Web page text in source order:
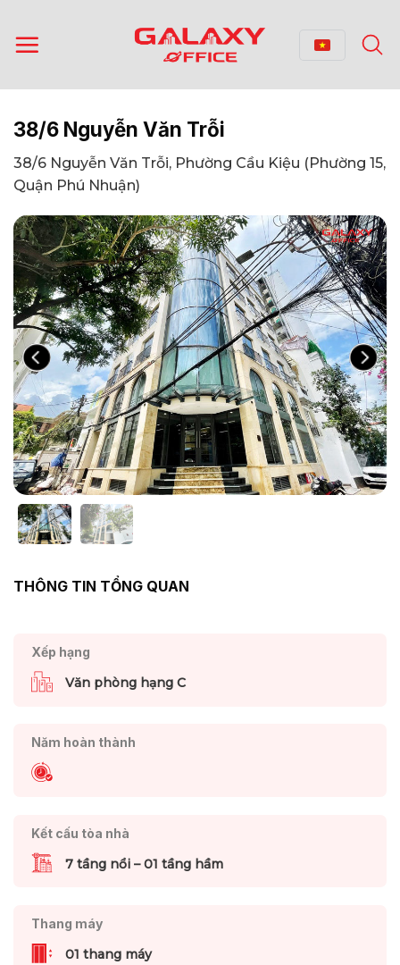
qua
nội
38/6 Nguyễn Văn Trỗi
38/6 Nguyễn Văn Trỗi, Phường Cầu Kiệu (Phường 15,
Quận Phú Nhuận)
THÔNG TIN TỔNG QUAN
Xếp hạng
Văn phòng hạng C
Năm hoàn thành
Kết cấu tòa nhà
7 tầng nổi – 01 tầng hầm
Thang máy
01 thang máy